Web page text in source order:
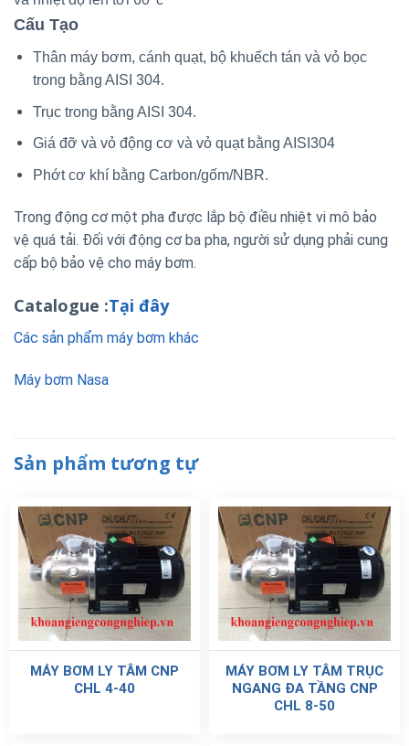
Cấu Tạo
Thân máy bơm, cánh quạt, bộ khuếch tán và vỏ bọc
trong bằng AISI 304.
Trục trong bằng AISI 304.
Giá đỡ và vỏ động cơ và vỏ quạt bằng AISI304
Phớt cơ khí bằng Carbon/gốm/NBR.
Trong động cơ một pha được lắp bộ điều nhiệt vi mô bảo
vệ quá tải. Đối với động cơ ba pha, người sử dụng phải cung
cấp bộ bảo vệ cho máy bơm.
Catalogue :Tại đây
Các sản phẩm máy bơm khác
Máy bơm Nasa
Sản phẩm tương tự
MÁY BƠM LY TÂM CNP
CHL 4-40
MÁY BƠM LY TÂM TRỤC
NGANG ĐA TẦNG CNP
CHL 8-50